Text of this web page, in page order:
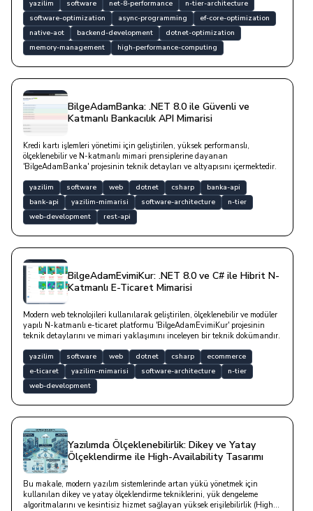
detaylarla açıklanmaktadır.
yazilim software net-8-performance
n-tier-architecture
software-optimization
async-programming
ef-core-optimization
native-aot
backend-development
dotnet-optimization
memory-management
high-performance-computing
BilgeAdamBanka: .NET 8.0 ile Güvenli ve
Katmanlı Bankacılık API Mimarisi
Kredi kartı işlemleri yönetimi için geliştirilen, yüksek performanslı,
ölçeklenebilir ve N-katmanlı mimari prensiplerine dayanan
'BilgeAdamBanka' projesinin teknik detayları ve altyapısını içermektedir.
yazilim software web dotnet csharp
banka-api
bank-api
yazilim-mimarisi software-architecture
n-tier
web-development
rest-api
BilgeAdamEvimiKur: .NET 8.0 ve C# ile Hibrit N-
Katmanlı E-Ticaret Mimarisi
Modern web teknolojileri kullanılarak geliştirilen, ölçeklenebilir ve modüler
yapılı N-katmanlı e-ticaret platformu 'BilgeAdamEvimiKur' projesinin
teknik detaylarını ve mimari yaklaşımını inceleyen bir teknik dokümandır.
yazilim software web dotnet csharp
ecommerce
e-ticaret
yazilim-mimarisi software-architecture
n-tier
web-development
Yazılımda Ölçeklenebilirlik: Dikey ve Yatay
Ölçeklendirme ile High-Availability Tasarımı
Bu makale, modern yazılım sistemlerinde artan yükü yönetmek için
kullanılan dikey ve yatay ölçeklendirme tekniklerini, yük dengeleme
algoritmalarını ve kesintisiz hizmet sağlayan yüksek erişilebilirlik (High-